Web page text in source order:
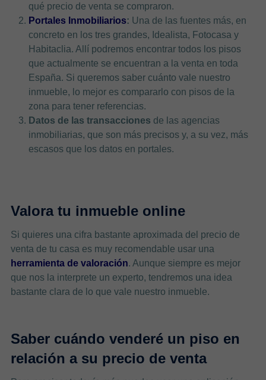
qué precio de venta se compraron.
Portales Inmobiliarios: Una de las fuentes más, en
concreto en los tres grandes, Idealista, Fotocasa y
Habitaclia. Allí podremos encontrar todos los pisos
que actualmente se encuentran a la venta en toda
España. Si queremos saber cuánto vale nuestro
inmueble, lo mejor es compararlo con pisos de la
zona para tener referencias.
Datos de las transacciones de las agencias
inmobiliarias, que son más precisos y, a su vez, más
escasos que los datos en portales.
Valora tu inmueble online
Si quieres una cifra bastante aproximada del precio de
venta de tu casa es muy recomendable usar una
herramienta de valoración. Aunque siempre es mejor
que nos la interprete un experto, tendremos una idea
bastante clara de lo que vale nuestro inmueble.
Saber cuándo venderé un piso en
relación a su precio de venta